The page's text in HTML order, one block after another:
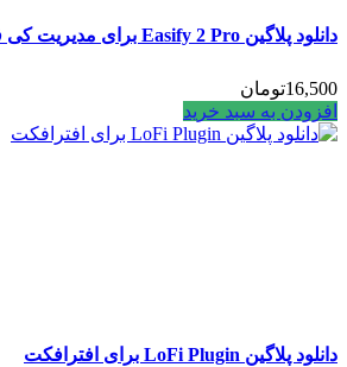
دانلود پلاگین Easify 2 Pro برای مدیریت کی فریم ها
16,500تومان
افزودن به سبد خرید
دانلود پلاگین LoFi Plugin برای افترافکت